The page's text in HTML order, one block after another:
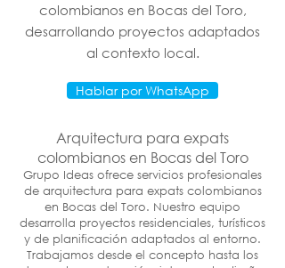
colombianos en Bocas del Toro,
desarrollando proyectos adaptados
al contexto local.
Hablar por WhatsApp
Arquitectura para expats
colombianos en Bocas del Toro
Grupo Ideas ofrece servicios profesionales
de arquitectura para expats colombianos
en Bocas del Toro. Nuestro equipo
desarrolla proyectos residenciales, turísticos
y de planificación adaptados al entorno.
Trabajamos desde el concepto hasta los